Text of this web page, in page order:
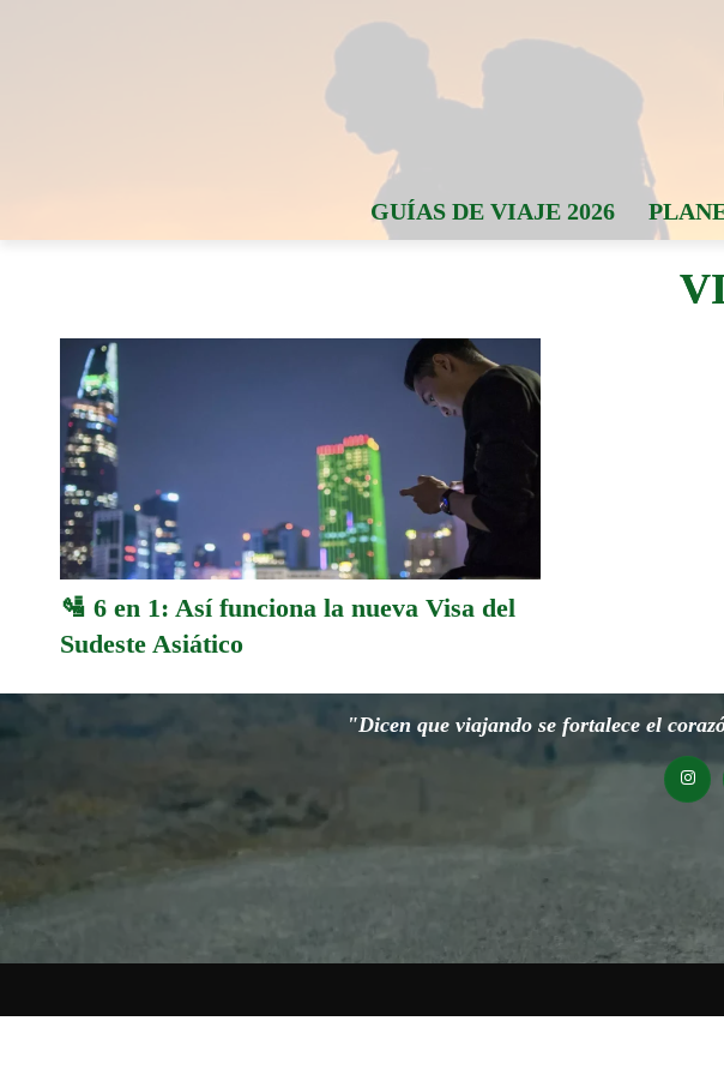
GUÍAS DE VIAJE 2026
🛂 6 en 1: Así funciona la nueva Visa del
Sudeste Asiático
"Dicen que viajando se fortalece el